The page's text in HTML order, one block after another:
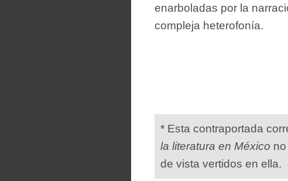
enarboladas por la
compleja heterofonía.
* Esta contraportada
la literatura en México
de vista vertidos en ella.